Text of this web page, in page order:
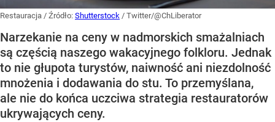
Restauracja / Źródło: Shutterstock / Twitter/@ChLiberator
Narzekanie na ceny w nadmorskich smażalniach
są częścią naszego wakacyjnego folkloru. Jednak
to nie głupota turystów, naiwność ani niezdolność
mnożenia i dodawania do stu. To przemyślana,
ale nie do końca uczciwa strategia restauratorów
ukrywających ceny.